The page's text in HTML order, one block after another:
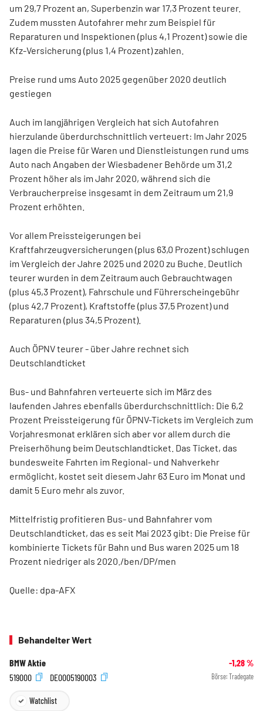
um 29,7 Prozent an, Superbenzin war 17,3 Prozent teurer.
Zudem mussten Autofahrer mehr zum Beispiel für
Reparaturen und Inspektionen (plus 4,1 Prozent) sowie die
Kfz-Versicherung (plus 1,4 Prozent) zahlen.
Preise rund ums Auto 2025 gegenüber 2020 deutlich
gestiegen
Auch im langjährigen Vergleich hat sich Autofahren
hierzulande überdurchschnittlich verteuert: Im Jahr 2025
lagen die Preise für Waren und Dienstleistungen rund ums
Auto nach Angaben der Wiesbadener Behörde um 31,2
Prozent höher als im Jahr 2020, während sich die
Verbraucherpreise insgesamt in dem Zeitraum um 21,9
Prozent erhöhten.
Vor allem Preissteigerungen bei
Kraftfahrzeugversicherungen (plus 63,0 Prozent) schlugen
im Vergleich der Jahre 2025 und 2020 zu Buche. Deutlich
teurer wurden in dem Zeitraum auch Gebrauchtwagen
(plus 45,3 Prozent), Fahrschule und Führerscheingebühr
(plus 42,7 Prozent), Kraftstoffe (plus 37,5 Prozent) und
Reparaturen (plus 34,5 Prozent).
Auch ÖPNV teurer - über Jahre rechnet sich
Deutschlandticket
Bus- und Bahnfahren verteuerte sich im März des
laufenden Jahres ebenfalls überdurchschnittlich: Die 6,2
Prozent Preissteigerung für ÖPNV-Tickets im Vergleich zum
Vorjahresmonat erklären sich aber vor allem durch die
Preiserhöhung beim Deutschlandticket. Das Ticket, das
bundesweite Fahrten im Regional- und Nahverkehr
ermöglicht, kostet seit diesem Jahr 63 Euro im Monat und
damit 5 Euro mehr als zuvor.
Mittelfristig profitieren Bus- und Bahnfahrer vom
Deutschlandticket, das es seit Mai 2023 gibt: Die Preise für
kombinierte Tickets für Bahn und Bus waren 2025 um 18
Prozent niedriger als 2020./ben/DP/men
Quelle: dpa-AFX
Behandelter Wert
BMW Aktie -1,28%
519000
DE0005190003 Börse: Tradegate
Watchlist